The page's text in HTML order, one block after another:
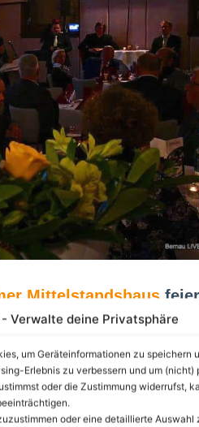
- Verwalte deine Privatsphäre
um Geräteinformationen zu speichern
Erlebnis zu verbessern und um (nicht)
oder die Zustimmung widerrufst,
oder eine detaillierte Auswahl
Mittelstandshaus
.
für seine
Freiberufler, Handwerker,
November 1993.